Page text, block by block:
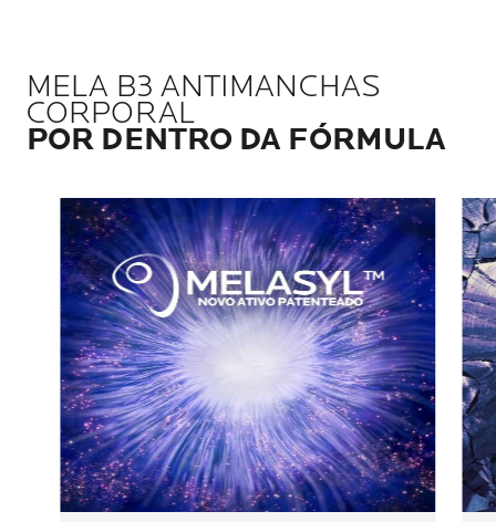
MELA B3 ANTIMANCHAS
CORPORAL
POR DENTRO DA FÓRMULA